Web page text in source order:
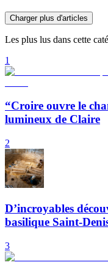
Charger plus d'articles
Les plus lus dans cette
1
“Croire ouvre le
lumineux de Claire
2
D’incroyables
basilique Saint-
3